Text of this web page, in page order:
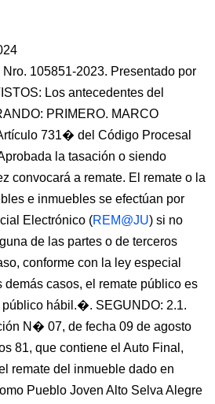
105851-2023. Presentado por
Los antecedentes del
PRIMERO. MARCO
731� del Código Procesal
la tasación o siendo
convocará a remate. El remate o la
e inmuebles se efectúan por
Electrónico (REM@JU) si no
de las partes o de terceros
conforme con la ley especial
demás casos, el remate público es
hábil.�. SEGUNDO: 2.1.
N� 07, de fecha 09 de agosto
81, que contiene el Auto Final,
remate del inmueble dado en
Pueblo Joven Alto Selva Alegre